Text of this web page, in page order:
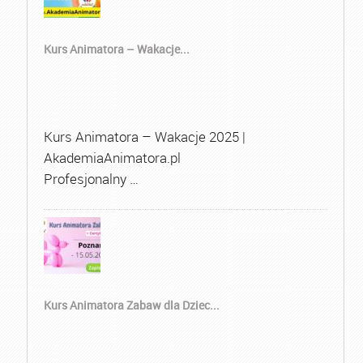
Kurs Animatora – Wakacje...
Kurs Animatora – Wakacje 2025 |
AkademiaAnimatora.pl
Profesjonalny …
Kurs Animatora Zabaw dla Dziec...